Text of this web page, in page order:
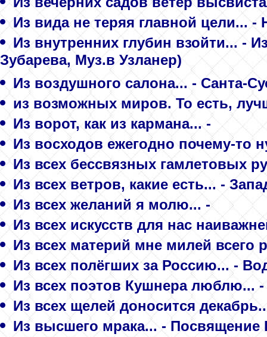
Из вида не теряя главной цели... -
Из внутренних глубин взойти... -
Зубарева, Муз.в Узланер)
Из воздушного салона... - Санта-
из возможных миров. То есть,
Из ворот, как из кармана... -
Из восходов ежегодно почему-то
Из всех бессвязных гамлетовых
Из всех ветров, какие есть... -
Из всех желаний я молю... -
Из всех искусств для нас
Из всех материй мне милей всего
Из всех полёгших за Россию... -
Из всех поэтов Кушнера люблю... -
Из всех щелей доносится
Из высшего мрака... - Посвящение